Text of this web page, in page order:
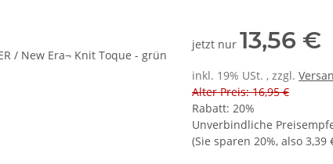
jetzt nur 13,56 €
inkl. 19% USt. , zzgl.
Alter Preis: 16,95 €
Rabatt: 20%
Unverbindliche
(Sie sparen 20%, also 3,39